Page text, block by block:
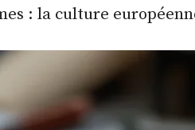
: la culture